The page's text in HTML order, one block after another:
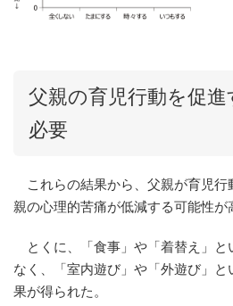
父親の育児行動を促
必要
これらの結果から、父親が育児行
親の心理的苦痛が低減する可能性が
とくに、「食事」や「着替え」と
なく、「室内遊び」や「外遊び」
果が得られた。